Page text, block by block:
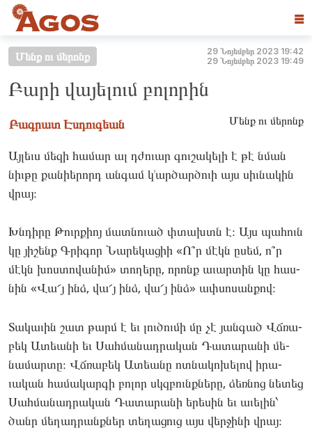
☰
Մենք ու մերոնք
29 Նոյեմբեր 2023 19:42
29 Նոյեմբեր 2023 19:49
Բարի վայելում բոլորին
Բագրատ Էսդուգեան Մենք ու մերոնք
Այլեւս մե­զի հա­մար ալ դժո­ւար գու­շա­կելի է թէ նման
նիւ­թը քա­նիերորդ ան­գամ կ՚ար­ծարծո­ւի այս սիւ­նա­կին
վրայ։
Խնդի­րը Թուրքիոյ մատ­նո­ւած փտախտն է։ Այս պա­հուն
կը յի­շենք Գրի­գոր Նա­րեկա­ցիի «Ո՞ր մէկն ըսեմ, ո՞ր
մէկն խոս­տո­վանիմ» տո­ղերը, որոնք աւար­տին կը հաս­
նին «Վա՜յ ինձ, վա՜յ ինձ, վա՜յ ինձ» ափ­սո­սան­քով։
Տա­կաւին շատ թարմ է եւ լու­ծումի մը չէ յան­գած Վճռա­
բեկ Ատեանի եւ Սահ­մա­նադ­րա­կան Դա­տարա­նի մե­
նամար­տը։ Վճռա­բեկ Ատեանը ոտ­նա­կոխե­լով իրա­
ւական հա­մակար­գի բո­լոր սկզբունքնե­րը, ձեռ­նոց նե­տեց
Սահ­մա­նադ­րա­կան Դա­տարա­նի երե­սին եւ աւե­լին՝
ծանր մե­ղադ­րանքներ տե­ղացուց այս վեր­ջի­նի վրայ։